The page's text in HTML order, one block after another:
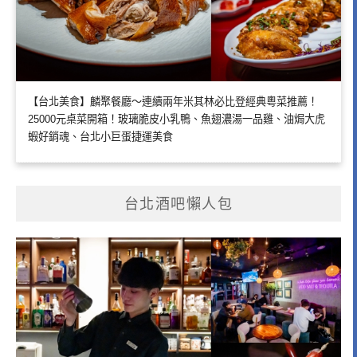
【台北美食】麟聚餐廳～連續兩年米其林必比登經典粵菜推薦！
25000元桌菜開箱！玻璃脆皮小乳鴨、魚翅濃湯一品雞、油焗大虎
蝦好銷魂、台北小巨蛋捷運美食
台北酒吧懶人包